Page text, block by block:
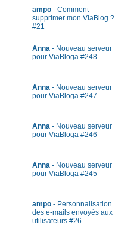
ampo - Comment
supprimer mon ViaBlog ?
#21
Anna - Nouveau serveur
pour ViaBloga #248
Anna - Nouveau serveur
pour ViaBloga #247
Anna - Nouveau serveur
pour ViaBloga #246
Anna - Nouveau serveur
pour ViaBloga #245
ampo - Personnalisation
des e-mails envoyés aux
utilisateurs #26